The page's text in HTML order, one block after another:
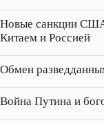
Новые санкции США
Китаем и Россией
Обмен
Война Путина и